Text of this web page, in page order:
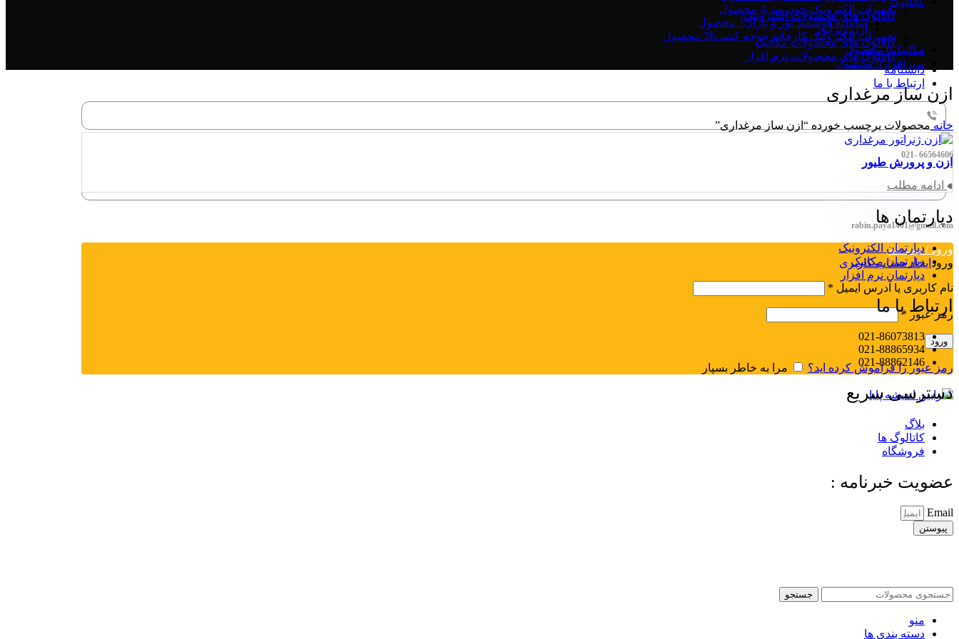
کاتالوگ های محصولات الکترونیک
ازن ژنراتور
کاتالوگ های محصولات مکانیک
کاتالوگ های محصولات نرم افزار
دانشنامه
ارتباط با ما
66564606 -021
rabin.paya1401@gmail.com
ورود / ثبت نام
ورود ایجاد حساب کاربری
نام کاربری یا آدرس ایمیل *
رمز عبور *
ورود
رمز عبور را فراموش کرده اید؟
مرا به خاطر بسپار
تجهیزات الکترونیک خودرویی4 محصول
سامانه هوشمند نور و باران1 محصول
تجهیزات الکترونیک کارخانه جوجه کشی20 محصول
مکانیک0 محصول
نرم افزار0 محصول
ازن ساز مرغداری
خانه محصولات برچسب خورده “ازن ساز مرغداری”
ازن و پرورش طیور
ادامه مطلب
دپارتمان ها
دپارتمان الکترونیک
دپارتمان مکانیک
دپارتمان نرم افزار
ارتباط با ما
021-86073813
021-88865934
021-88862146
دسترسی سریع
بلاگ
کاتالوگ ها
فروشگاه
عضویت خبرنامه :
Email
پیوستن
جستجو
منو
دسته بندی ها